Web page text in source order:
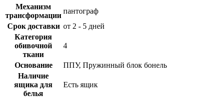
Механизм
трансформации
пантограф
Срок доставки от 2 - 5 дней
Категория
обивочной
ткани
4
Основание
ППУ, Пружинный блок бонель
Наличие
ящика для
белья
Есть ящик